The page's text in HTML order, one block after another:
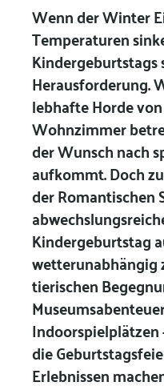
Wenn der Winter
Temperaturen
Kindergeburtstags
Herausforderung.
lebhafte Horde
Wohnzimmer
der Wunsch nach
aufkommt. Doch
der Romantischen
Kindergeburtstag
wetterunabhängig
tierischen
Indoorspielplätzen
die
Erlebnissen